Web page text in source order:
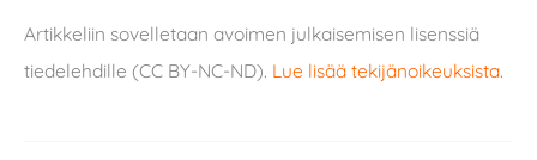
Artikkeliin sovelletaan avoimen julkaisemisen lisenssiä
tiedelehdille (CC BY-NC-ND). Lue lisää tekijänoikeuksista.